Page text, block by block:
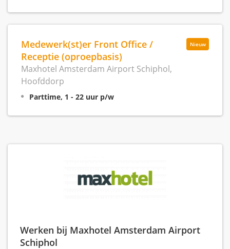
Nieuw
Medewerk(st)er Front Office /
Receptie (oproepbasis)
Maxhotel Amsterdam Airport Schiphol,
Hoofddorp
Parttime, 1 - 22 uur p/w
Werken bij Maxhotel Amsterdam Airport
Schiphol